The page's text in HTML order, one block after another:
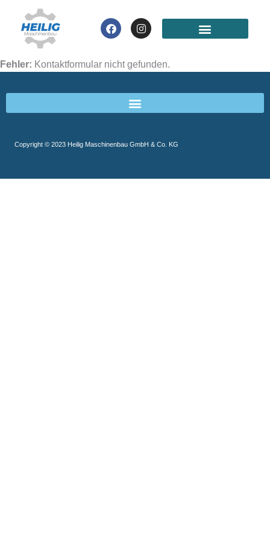
springen
FacebookInstagram
Fehler: Kontaktformular nicht gefunden.
Copyright © 2023 Heilig Maschinenbau GmbH & Co. KG